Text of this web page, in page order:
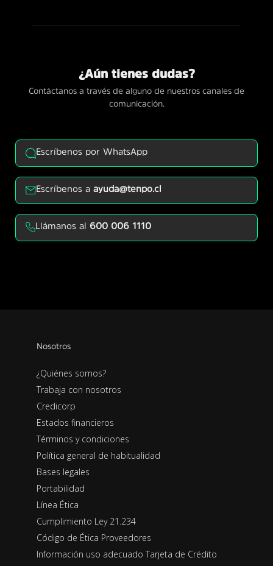
¿Aún tienes dudas?
Contáctanos a través de alguno de nuestros canales de
comunicación.
Escríbenos por WhatsApp
Escríbenos aayuda@tenpo.cl
Llámanos al 600 006 1110
Nosotros
¿Quiénes somos?
Trabaja con nosotros
Credicorp
Estados financieros
Términos y condiciones
Política general de habitualidad
Bases legales
Portabilidad
Línea Ética
Cumplimiento Ley 21.234
Código de Ética Proveedores
Información uso adecuado Tarjeta de Crédito